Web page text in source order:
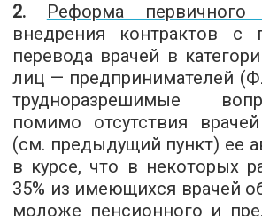
2. Реформа первичного
внедрения контрактов с
перевода врачей в
лиц — предпринимателей
трудноразрешимые
помимо отсутствия
(см. предыдущий пункт) ее
в курсе, что в некоторых
35% из имеющихся врачей
моложе пенсионного и